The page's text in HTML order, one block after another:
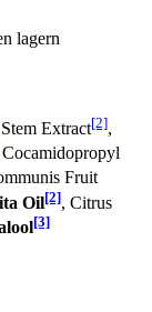
lagern
Extract[2],
Cocamidopropyl
Fruit
Oil[2], Citrus
[3]